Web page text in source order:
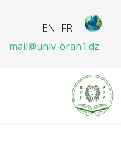
FR
EN
mail@univ-oran1.dz